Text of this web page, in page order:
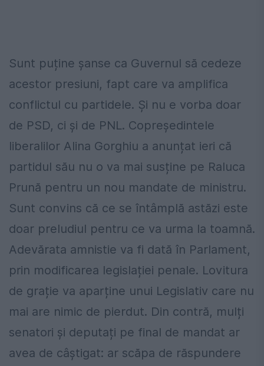
Sunt puține șanse ca Guvernul să cedeze
acestor presiuni, fapt care va amplifica
conflictul cu partidele. Și nu e vorba doar
de PSD, ci și de PNL. Copreședintele
liberalilor Alina Gorghiu a anunțat ieri că
partidul său nu o va mai susține pe Raluca
Prună pentru un nou mandate de ministru.
Sunt convins că ce se întâmplă astăzi este
doar preludiul pentru ce va urma la toamnă.
Adevărata amnistie va fi dată în Parlament,
prin modificarea legislației penale. Lovitura
de grație va aparține unui Legislativ care nu
mai are nimic de pierdut. Din contră, mulți
senatori și deputați pe final de mandat ar
avea de câștigat: ar scăpa de răspundere